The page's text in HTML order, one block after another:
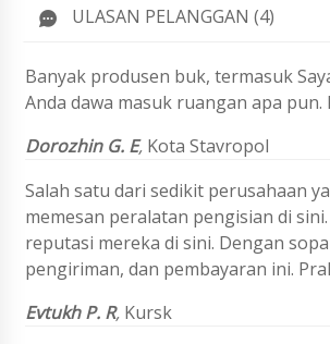
ULASAN PELANGGAN (4)
Banyak produsen buk, termasuk
Anda dawa masuk ruangan apa
Dorozhin G. E, Kota Stavropol
Salah satu dari sedikit perusahaan
memesan peralatan pengisian di
reputasi mereka di sini. Dengan
pengiriman, dan pembayaran ini.
Evtukh P. R, Kursk